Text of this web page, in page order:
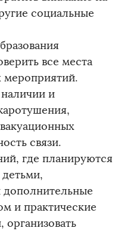
социальные
все места
мероприятий.
и
связи.
где планируются
дополнительные
и практические
организовать